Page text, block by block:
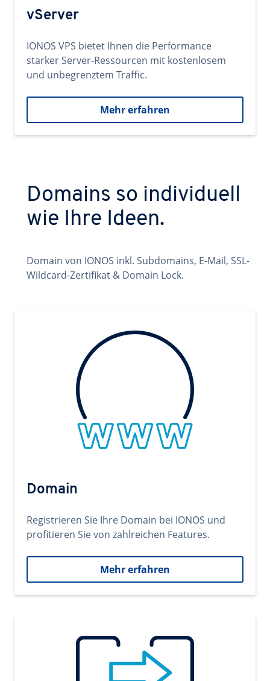
vServer
IONOS VPS bietet Ihnen die Performance
starker Server-Ressourcen mit kostenlosem
und unbegrenztem Traffic.
Mehr erfahren
Domains so individuell
wie Ihre Ideen.
Domain von IONOS inkl. Subdomains, E-Mail, SSL-
Wildcard-Zertifikat & Domain Lock.
Domain
Registrieren Sie Ihre Domain bei IONOS und
profitieren Sie von zahlreichen Features.
Mehr erfahren